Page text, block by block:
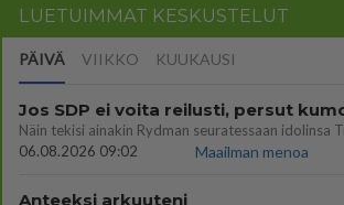
LUETUIMMAT KESKUSTELUT
PÄIVÄ VIIKKO KUUKAUSI
06.08.2026 09:02
Maailman menoa
Anteeksi arkuuteni